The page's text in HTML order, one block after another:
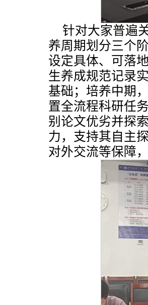
针对大家普遍
养周期划分三个
设定具体、可落
生养成规范记录
基础；培养中期
置全流程科研任
别论文优劣并探
力，支持其自主
对外交流等保障